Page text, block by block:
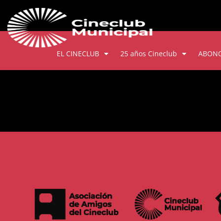
EL CINECLUB 25 años Cineclub